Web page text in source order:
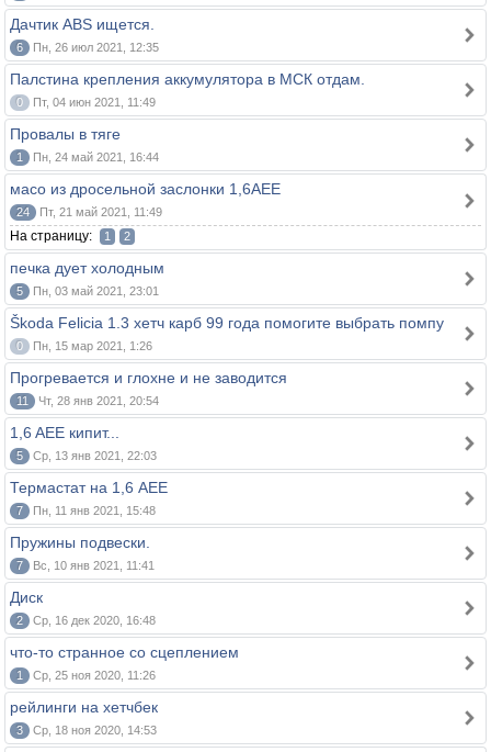
Дачтик ABS ищется.
6 Пн, 26 июл 2021, 12:35
Палстина крепления аккумулятора в МСК отдам.
0 Пт, 04 июн 2021, 11:49
Провалы в тяге
1 Пн, 24 май 2021, 16:44
масо из дросельной заслонки 1,6АЕЕ
24 Пт, 21 май 2021, 11:49
На страницу: 1 2
печка дует холодным
5 Пн, 03 май 2021, 23:01
Škoda Felicia 1.3 хетч карб 99 года помогите выбрать помпу
0 Пн, 15 мар 2021, 1:26
Прогревается и глохне и не заводится
11 Чт, 28 янв 2021, 20:54
1,6 AEE кипит...
5 Ср, 13 янв 2021, 22:03
Термастат на 1,6 AEE
7 Пн, 11 янв 2021, 15:48
Пружины подвески.
7 Вс, 10 янв 2021, 11:41
Диск
2 Ср, 16 дек 2020, 16:48
что-то странное со сцеплением
1 Ср, 25 ноя 2020, 11:26
рейлинги на хетчбек
3 Ср, 18 ноя 2020, 14:53